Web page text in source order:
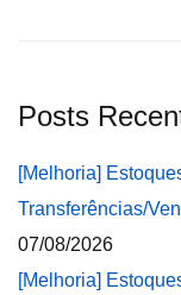
Posts
[Melhoria]
Transferências/
07/08/2026
[Melhoria]